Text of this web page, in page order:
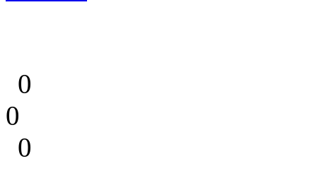
0
0
0